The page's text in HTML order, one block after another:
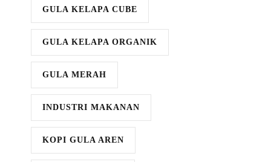
GULA KELAPA CUBE
GULA KELAPA ORGANIK
GULA MERAH
INDUSTRI MAKANAN
KOPI GULA AREN